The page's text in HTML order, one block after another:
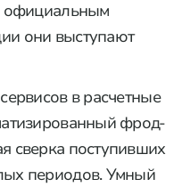
официальным
они выступают
в расчетные
фрод-
сверка поступивших
периодов. Умный